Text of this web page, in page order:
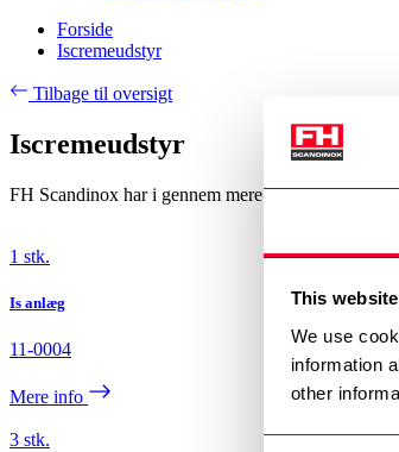
This
We use
information
other
Forside
Iscremeudstyr
Tilbage til oversigt
Iscremeudstyr
FH Scandinox har i gennem mere end 25 år har
1 stk.
Is anlæg
11-0004
Mere info
3 stk.